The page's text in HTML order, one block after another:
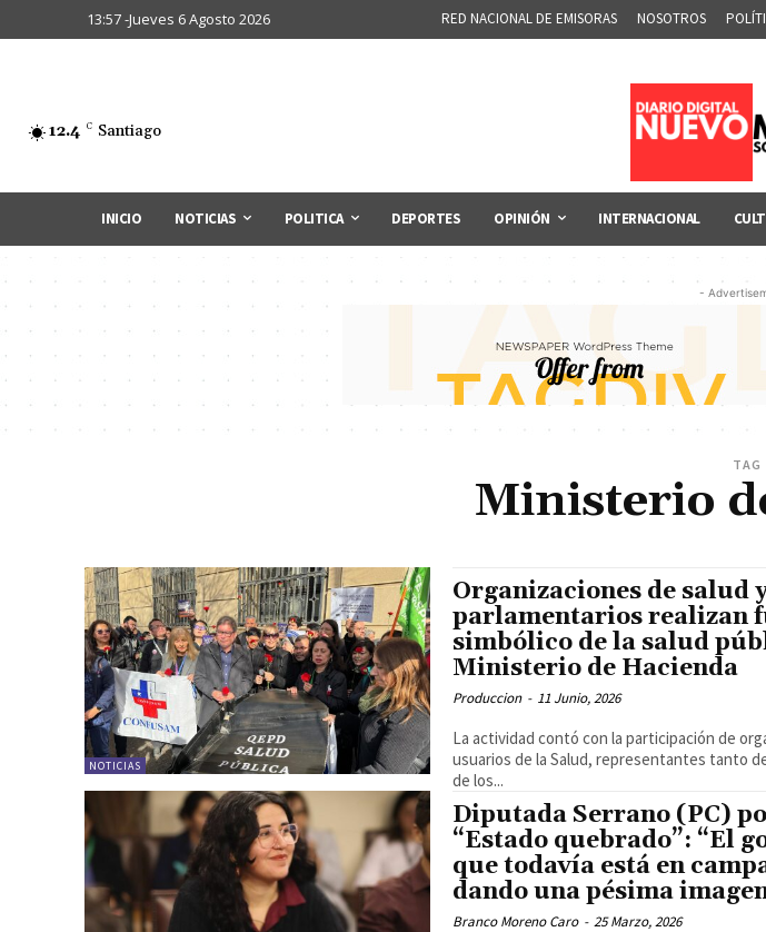
13:57 -Jueves 6 Agosto 2026 RED NACIONAL DE EMISORAS NOSOTROS
12.4 C Santiago
INICIO NOTICIAS POLITICA DEPORTES OPINIÓN INTERNACIONAL
-
TAG
Ministerio
NOTICIAS
Organizaciones de salud
parlamentarios realizan
simbólico de la salud
Ministerio de Hacienda
Produccion - 11 Junio, 2026
La actividad contó con la participación de
usuarios de la Salud, representantes tanto
de los...
Diputada Serrano (PC)
“Estado quebrado”: “El
que todavía está en
dando una pésima
Branco Moreno Caro - 25 Marzo, 2026